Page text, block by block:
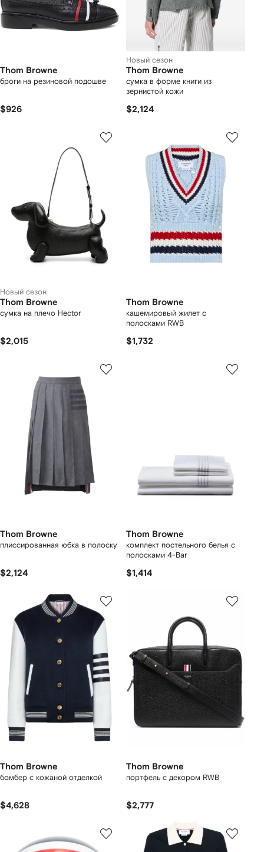
Thom Browne
броги на резиновой подошве
$926
Новый сезон
Thom Browne
сумка в форме книги из
зернистой кожи
$2,124
Новый сезон
Thom Browne
сумка на плечо Hector
$2,015
Thom Browne
кашемировый жилет с
полосками RWB
$1,732
Thom Browne
плиссированная юбка в полоску
$2,124
Thom Browne
комплект постельного белья с
полосками 4-Bar
$1,414
Thom Browne
бомбер с кожаной отделкой
$4,628
Thom Browne
портфель с декором RWB
$2,777